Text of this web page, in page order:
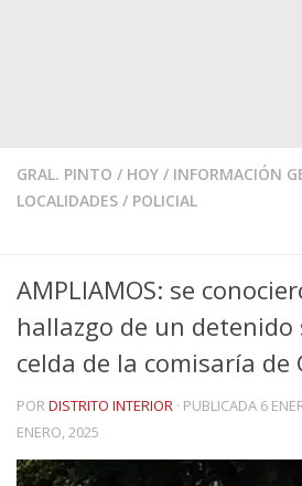
GRAL. PINTO / HOY / INFORMACIÓN
LOCALIDADES / POLICIAL
AMPLIAMOS: se
hallazgo de un
celda de la comisaría de
PORDISTRITO INTERIOR · PUBLICADA 6
ENERO, 2025